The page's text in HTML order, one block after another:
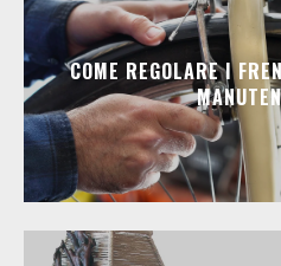
COME REGOLARE I